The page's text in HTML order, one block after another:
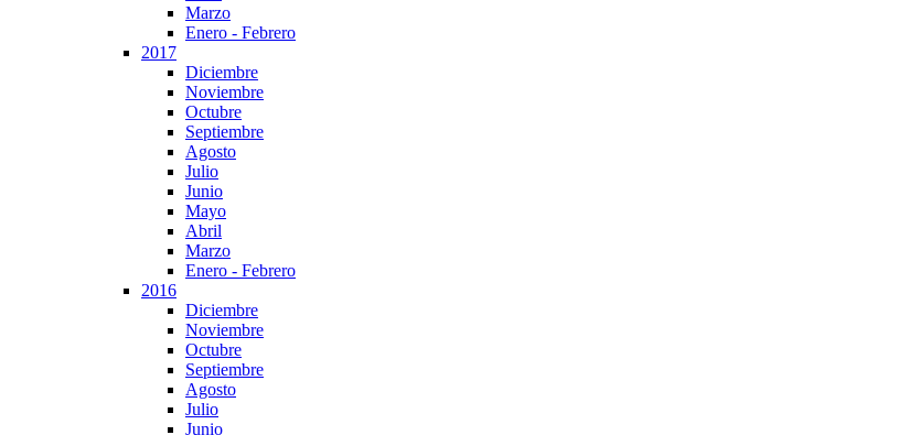
Marzo
Enero - Febrero
2017
Diciembre
Noviembre
Octubre
Septiembre
Agosto
Julio
Junio
Mayo
Abril
Marzo
Enero - Febrero
2016
Diciembre
Noviembre
Octubre
Septiembre
Agosto
Julio
Junio